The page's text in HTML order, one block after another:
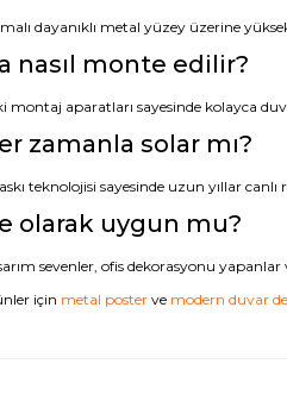
dayanıklı metal yüzey üzerine
nasıl monte edilir?
montaj aparatları sayesinde kolayca
zamanla solar mı?
teknolojisi sayesinde uzun yıllar canlı
olarak uygun mu?
sevenler, ofis dekorasyonu
için metal posterve modern duvar